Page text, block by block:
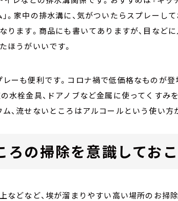
。家中の排水溝に、気がついたらスプレーし
ります。商品にも書いてありますが、目など
ほうがいいです。
ーも便利です。コロナ禍で低価格なものが
水栓金具、ドアノブなど金属に使ってくすみ
、流せないところはアルコールという使い方
ろの掃除を意識しておこ
などなど、埃が溜まりやすい高い場所のお掃